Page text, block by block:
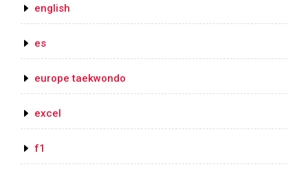
english
es
europe taekwondo
excel
f1